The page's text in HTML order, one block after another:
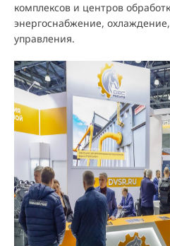
комплексов и центров
энергоснабжение,
управления.